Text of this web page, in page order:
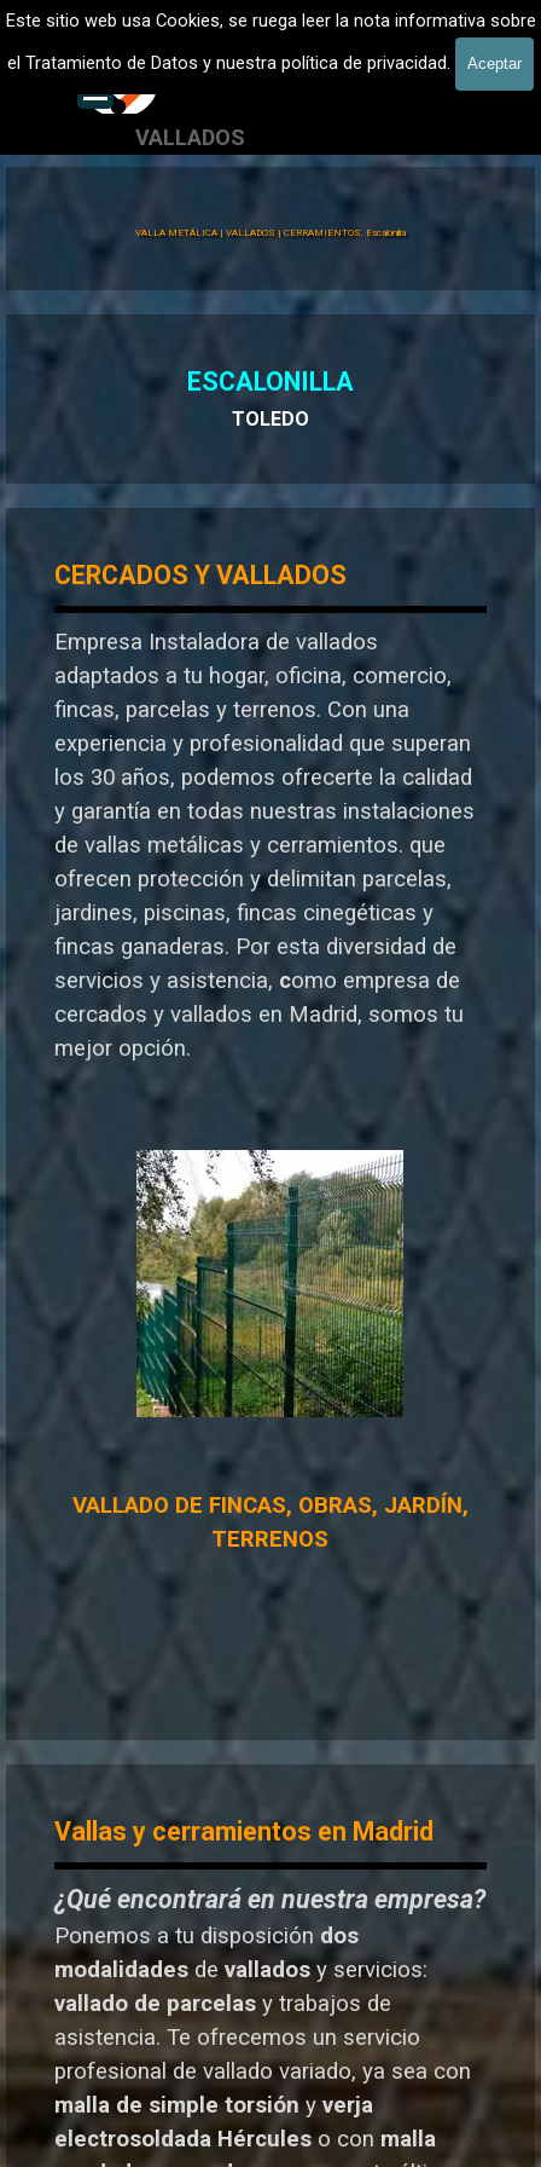
Este sitio web usa Cookies, se ruega leer la nota informativa sobre
el Tratamiento de Datos y nuestra política de privacidad.
Aceptar
Vaya al ContenidoVALLADOS METALICOS MADRID - VALLADO DE FINCAS
Vallados de fincas, Cercados
VALLADOS
601 900 178
VALLA METÁLICA | VALLADOS | CERRAMIENTOS, Escalonilla
ESCALONILLA
TOLEDO
CERCADOS Y VALLADOS
Empresa Instaladora de vallados
adaptados a tu hogar, oficina, comercio,
fincas, parcelas y terrenos. Con una
experiencia y profesionalidad que superan
los 30 años, podemos ofrecerte la calidad
y garantía en todas nuestras instalaciones
de vallas metálicas y cerramientos. que
ofrecen protección y delimitan parcelas,
jardines, piscinas, fincas cinegéticas y
fincas ganaderas. Por esta diversidad de
servicios y asistencia, como empresa de
cercados y vallados en Madrid, somos tu
mejor opción.
VALLADO DE FINCAS, OBRAS, JARDÍN,
TERRENOS
Vallas y cerramientos en Madrid
¿Qué encontrará en nuestra empresa?
Ponemos a tu disposición dos
modalidades de vallados y servicios:
vallado de parcelas y trabajos de
asistencia. Te ofrecemos un servicio
profesional de vallado variado, ya sea con
malla de simple torsión y verja
electrosoldada Hércules o con malla